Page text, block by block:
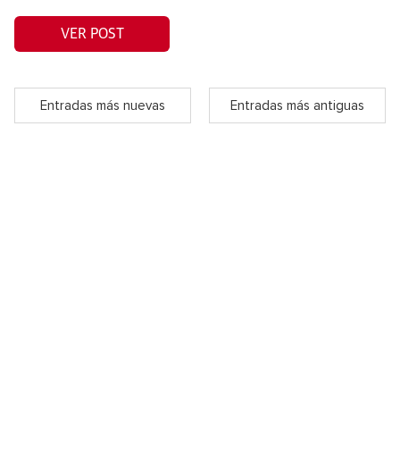
VER POST
Entradas más nuevas Entradas más antiguas